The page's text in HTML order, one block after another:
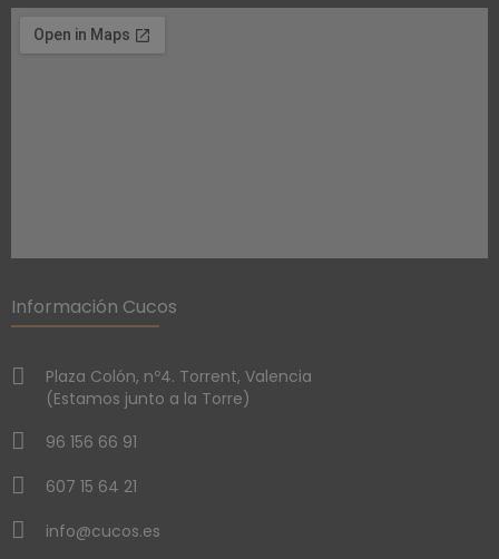
Información Cucos
Plaza Colón, nº4. Torrent, Valencia
(Estamos junto a la Torre)
96 156 66 91
607 15 64 21
info@cucos.es